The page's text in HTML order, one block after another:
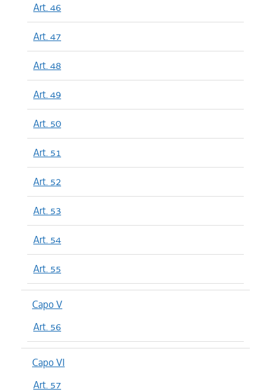
Art. 46
Art. 47
Art. 48
Art. 49
Art. 50
Art. 51
Art. 52
Art. 53
Art. 54
Art. 55
Capo V
Art. 56
Capo VI
Art. 57